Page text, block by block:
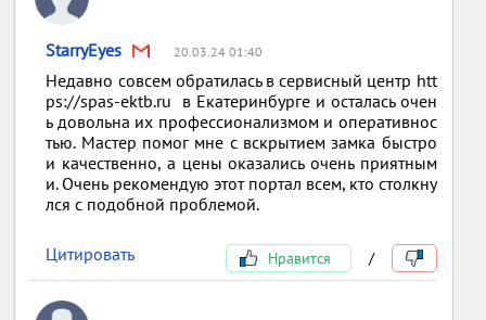
StarryEyes 20.03.24 01:40
Недавно совсем обратилась в сервисный центр htt
ps://spas-ektb.ru в Екатеринбурге и осталась очен
ь довольна их профессионализмом и оперативнос
тью. Мастер помог мне с вскрытием замка быстро
и качественно, а цены оказались очень приятным
и. Очень рекомендую этот портал всем, кто столкну
лся с подобной проблемой.
Цитировать Нравится /